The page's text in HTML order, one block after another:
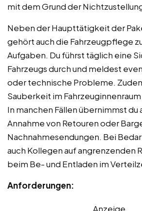
mit dem Grund der
Neben der Haupttätigkeit der
gehört auch die Fahrzeugpflege
Aufgaben. Du führst täglich eine
Fahrzeugs durch und meldest
oder technische Probleme.
Sauberkeit im
In manchen Fällen übernimmst du
Annahme von Retouren oder
Nachnahmesendungen. Bei
auch Kollegen auf angrenzenden
beim Be- und Entladen im
Anforderungen:
Anzeige